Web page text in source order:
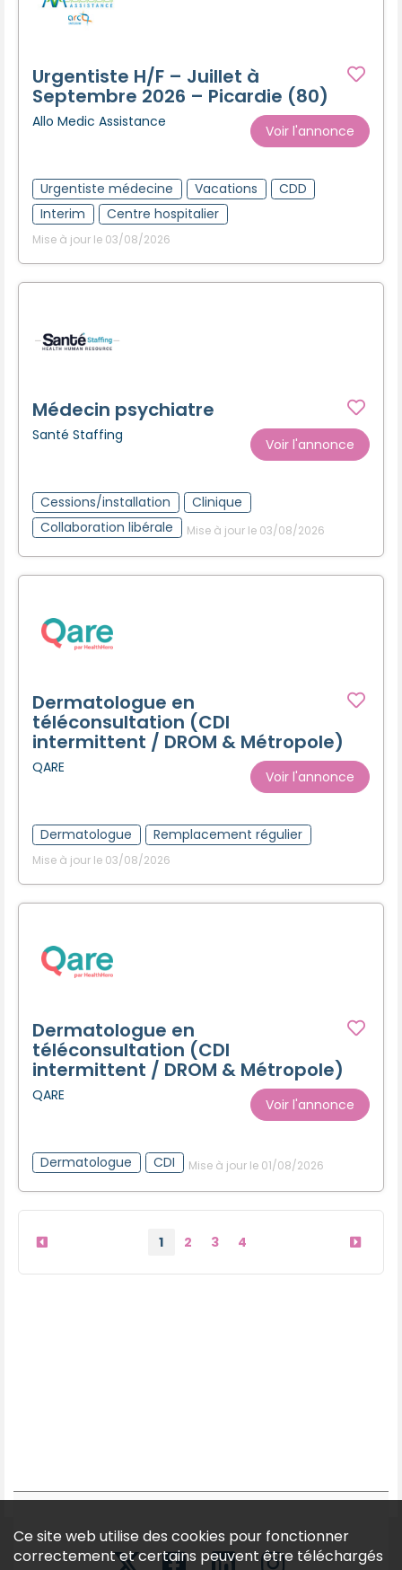
Urgentiste H/F – Juillet à
Septembre 2026 – Picardie (80)
Allo Medic Assistance
Voir l'annonce
Urgentiste médecine Vacations
CDD
Interim
Centre hospitalier
Mise à jour le 03/08/2026
Médecin psychiatre
Santé Staffing
Voir l'annonce
Cessions/installation
Clinique
Collaboration libérale
Mise à jour le 03/08/2026
Dermatologue en
téléconsultation (CDI
intermittent / DROM & Métropole)
QARE
Voir l'annonce
Dermatologue Remplacement régulier
Mise à jour le 03/08/2026
Dermatologue en
téléconsultation (CDI
intermittent / DROM & Métropole)
QARE
Voir l'annonce
Dermatologue CDI Mise à jour le 01/08/2026
1 2 3 4
Ce site web utilise des cookies pour fonctionner
correctement et certains peuvent être téléchargés